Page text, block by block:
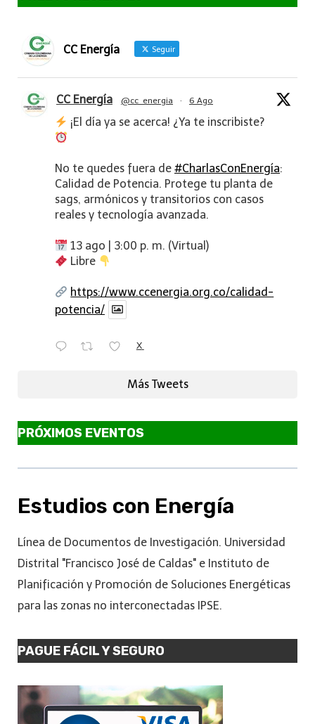
CC Energía Seguir
CC Energía @cc_energia · 6 Ago
¡El día ya se acerca! ¿Ya te inscribiste?
No te quedes fuera de #CharlasConEnergía:
Calidad de Potencia. Protege tu planta de
sags, armónicos y transitorios con casos
reales y tecnología avanzada.
13 ago | 3:00 p. m. (Virtual)
Libre
https://www.ccenergia.org.co/calidad-
potencia/
X
Más Tweets
PRÓXIMOS EVENTOS
Estudios con Energía
Línea de Documentos de Investigación. Universidad
Distrital "Francisco José de Caldas" e Instituto de
Planificación y Promoción de Soluciones Energéticas
para las zonas no interconectadas IPSE.
PAGUE FÁCIL Y SEGURO